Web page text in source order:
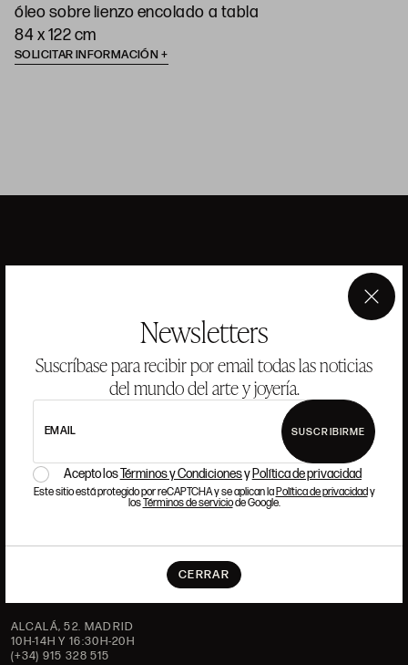
Newsletters
Suscríbase para recibir por email todas las noticias
del mundo del arte y joyería.
EMAIL SUSCRIBIRME
Acepto losTérminos y Condicionesy Política de privacidad
Este sitio está protegido por reCAPTCHA y se aplican laPolítica de privacidady
losTérminos de serviciode Google.
CERRAR
×
óleo sobre lienzo encolado a tabla
84 x 122 cm
SOLICITAR INFORMACIÓN
ANSORENA
GALERÍA
VALORACIONES
CONTACTO
DÓNDE ESTAMOS
ALCALÁ, 52. MADRID
10H-14H Y 16:30H-20H
(+34) 915 328 515